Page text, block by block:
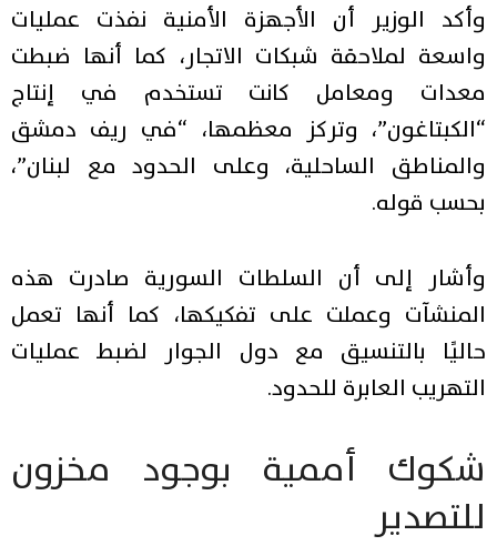
وأكد الوزير أن الأجهزة الأمنية نفذت عمليات
واسعة لملاحقة شبكات الاتجار، كما أنها ضبطت
معدات ومعامل كانت تستخدم في إنتاج
“الكبتاغون”، وتركز معظمها، “في ريف دمشق
والمناطق الساحلية، وعلى الحدود مع لبنان”،
بحسب قوله.
وأشار إلى أن السلطات السورية صادرت هذه
المنشآت وعملت على تفكيكها، كما أنها تعمل
حاليًا بالتنسيق مع دول الجوار لضبط عمليات
التهريب العابرة للحدود.
شكوك أممية بوجود مخزون
للتصدير